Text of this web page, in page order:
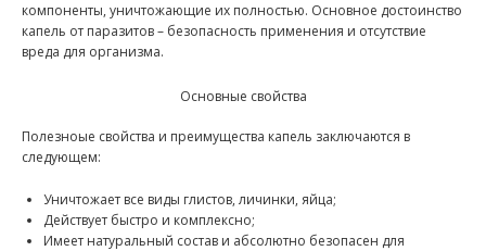
компоненты, уничтожающие их полностью. Основное достоинство
капель от паразитов – безопасность применения и отсутствие
вреда для организма.
Основные свойства
Полезноые свойства и преимущества капель заключаются в
следующем:
Уничтожает все виды глистов, личинки, яйца;
Действует быстро и комплексно;
Имеет натуральный состав и абсолютно безопасен для